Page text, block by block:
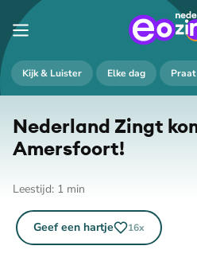
Kijk & Luister Elke dag
Nederland Zingt
Amersfoort!
Leestijd: 1 min
Geef een hartje 16x